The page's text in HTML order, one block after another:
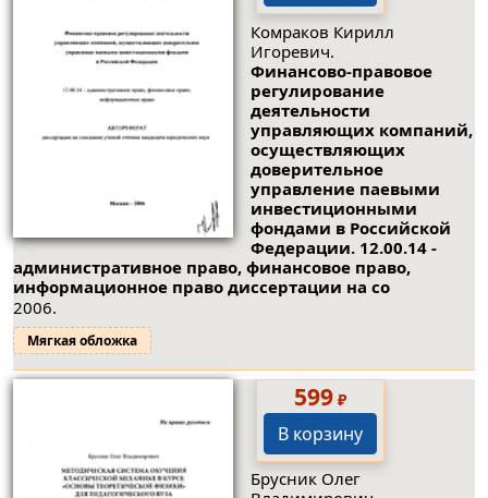
Комраков Кирилл
Игоревич.
Финансово-правовое
регулирование
деятельности
управляющих компаний,
осуществляющих
доверительное
управление паевыми
инвестиционными
фондами в Российской
Федерации. 12.00.14 -
административное право, финансовое право,
информационное право диссертации на со
2006.
Мягкая обложка
599₽
В корзину
Брусник Олег